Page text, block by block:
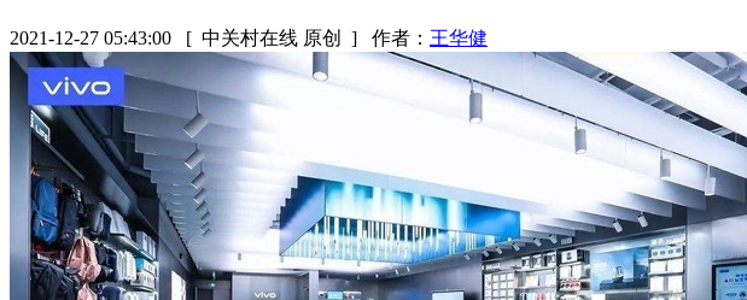
2021-12-27 05:43:00 [ 中关村在线 原创 ] 作者： 王华健